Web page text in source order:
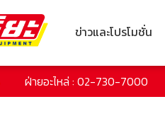
ข่าวและโปรโมชั่น
ฝ่ายอะไหล่ : 02-730-7000